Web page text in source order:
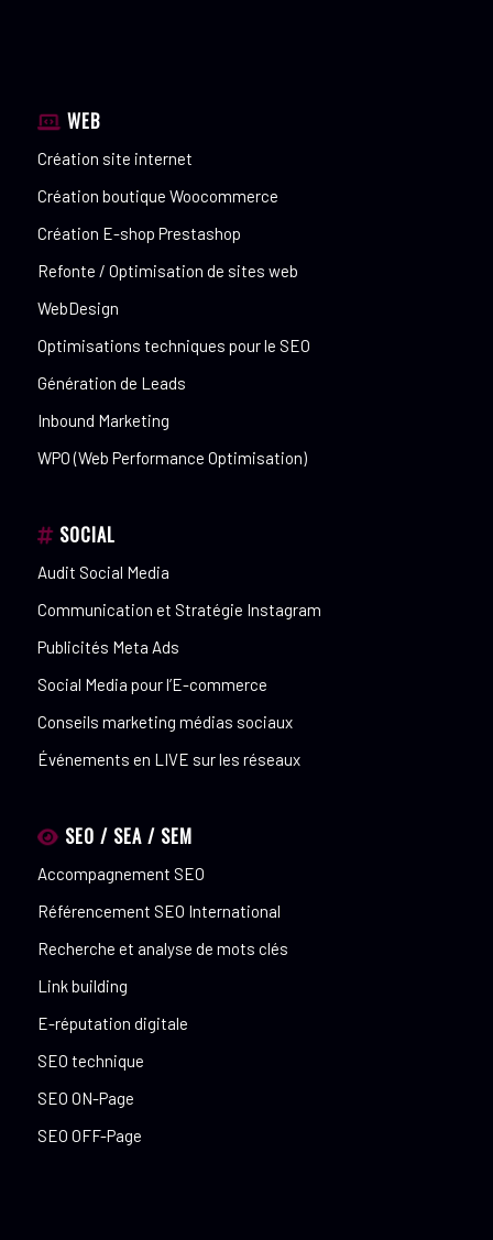
WEB
Création site internet
Création boutique Woocommerce
Création E-shop Prestashop
Refonte / Optimisation de sites web
WebDesign
Optimisations techniques pour le SEO
Génération de Leads
Inbound Marketing
WPO (Web Performance Optimisation)
SOCIAL
Audit Social Media
Communication et Stratégie Instagram
Publicités Meta Ads
Social Media pour l’E-commerce
Conseils marketing médias sociaux
Événements en LIVE sur les réseaux
SEO / SEA / SEM
Accompagnement SEO
Référencement SEO International
Recherche et analyse de mots clés
Link building
E-réputation digitale
SEO technique
SEO ON-Page
SEO OFF-Page